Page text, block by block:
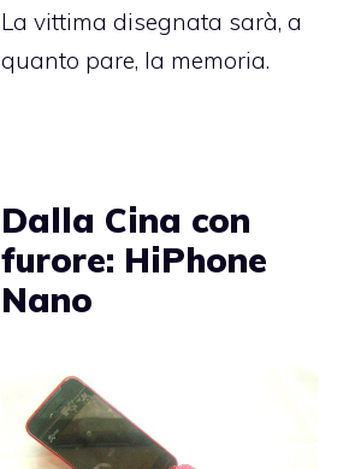
La vittima disegnata sarà, a
quanto pare, la memoria.
Dalla Cina con
furore: HiPhone
Nano